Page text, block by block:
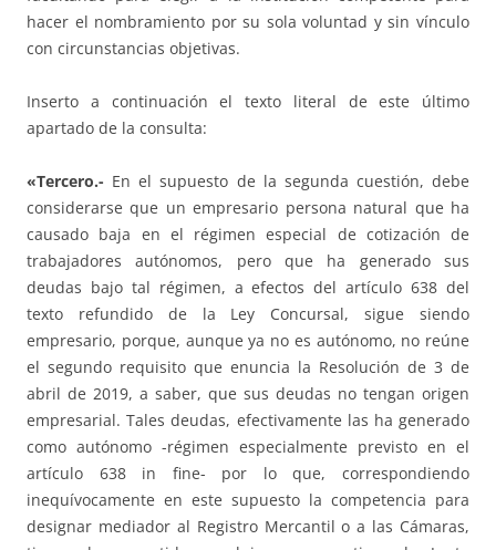
hacer el nombramiento por su sola voluntad y sin vínculo
con circunstancias objetivas.
Inserto a continuación el texto literal de este último
apartado de la consulta:
«Tercero.- En el supuesto de la segunda cuestión, debe
considerarse que un empresario persona natural que ha
causado baja en el régimen especial de cotización de
trabajadores autónomos, pero que ha generado sus
deudas bajo tal régimen, a efectos del artículo 638 del
texto refundido de la Ley Concursal, sigue siendo
empresario, porque, aunque ya no es autónomo, no reúne
el segundo requisito que enuncia la Resolución de 3 de
abril de 2019, a saber, que sus deudas no tengan origen
empresarial. Tales deudas, efectivamente las ha generado
como autónomo -régimen especialmente previsto en el
artículo 638 in fine- por lo que, correspondiendo
inequívocamente en este supuesto la competencia para
designar mediador al Registro Mercantil o a las Cámaras,